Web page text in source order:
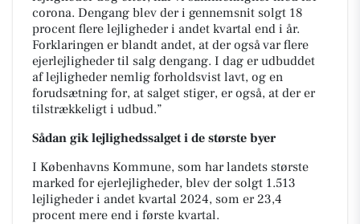
corona. Dengang blev der i gennemsnit solgt 18
procent flere lejligheder i andet kvartal end i år.
Forklaringen er blandt andet, at der også var flere
ejerlejligheder til salg dengang. I dag er udbuddet
af lejligheder nemlig forholdsvist lavt, og en
forudsætning for, at salget stiger, er også, at der er
tilstrækkeligt i udbud.”
Sådan gik lejlighedssalget i de største byer
I Københavns Kommune, som har landets største
marked for ejerlejligheder, blev der solgt 1.513
lejligheder i andet kvartal 2024, som er 23,4
procent mere end i første kvartal.